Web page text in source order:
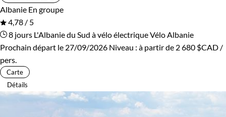
Albanie En groupe
4,78 / 5
8 jours L'Albanie du Sud à vélo électriqueVélo Albanie
Prochain départ le 27/09/2026 Niveau : à partir de 2 680 $CAD /
pers.
Carte
Détails